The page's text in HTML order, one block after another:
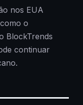
nos EUA
o
BlockTrends
continuar